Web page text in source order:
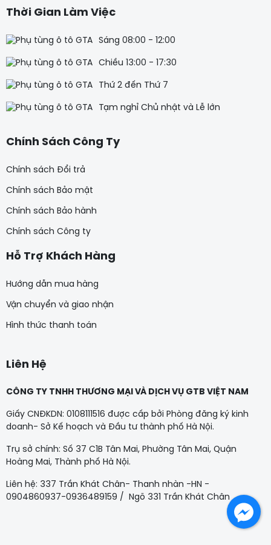
Thời Gian Làm Việc
Sáng 08:00 - 12:00
Chiều 13:00 - 17:30
Thứ 2 đến Thứ 7
Tạm nghỉ Chủ nhật và Lễ lớn
Chính Sách Công Ty
Chính sách Đổi trả
Chính sách Bảo mật
Chính sách Bảo hành
Chính sách Công ty
Hỗ Trợ Khách Hàng
Hướng dẫn mua hàng
Vận chuyển và giao nhận
Hình thức thanh toán
Liên Hệ
CÔNG TY TNHH THƯƠNG MẠI VÀ DỊCH VỤ GTB VIỆT NAM
Giấy CNĐKDN: 0108111516 được cấp bởi Phòng đăng ký kinh
doanh- Sở Kế hoạch và Đầu tư thành phố Hà Nội.
Trụ sở chính: Số 37 C1B Tân Mai, Phường Tân Mai, Quận
Hoàng Mai, Thành phố Hà Nội.
Liên hệ: 337 Trần Khát Chân- Thanh nhàn -HN -
0904860937-0936489159 / Ngõ 331 Trần Khát Chân